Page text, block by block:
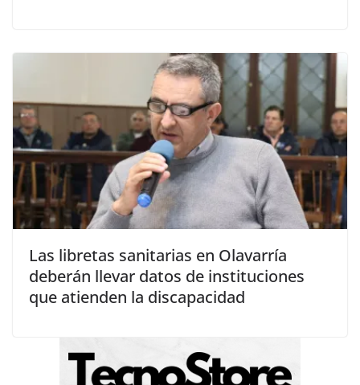
Las libretas sanitarias en Olavarría
deberán llevar datos de instituciones
que atienden la discapacidad